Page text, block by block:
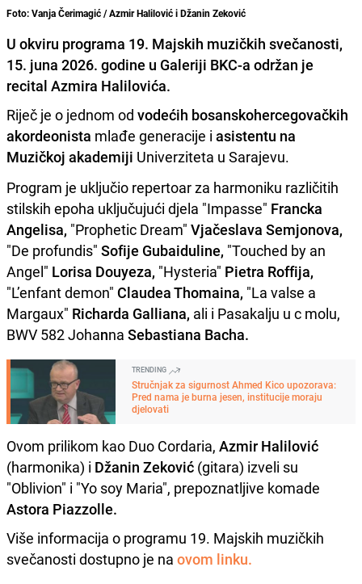
Foto: Vanja Čerimagić / Azmir Halilović i Džanin Zeković
U okviru programa 19. Majskih muzičkih svečanosti,
15. juna 2026. godine u Galeriji BKC-a održan je
recital Azmira Halilovića.
Riječ je o jednom od vodećih bosanskohercegovačkih
akordeonista mlađe generacije i asistentu na
Muzičkoj akademiji Univerziteta u Sarajevu.
Program je uključio repertoar za harmoniku različitih
stilskih epoha uključujući djela "Impasse" Francka
Angelisa, "Prophetic Dream" Vjačeslava Semjonova,
"De profundis" Sofije Gubaiduline, "Touched by an
Angel" Lorisa Douyeza, "Hysteria" Pietra Roffija,
"L’enfant demon" Claudea Thomaina, "La valse a
Margaux" Richarda Galliana, ali i Pasakalju u c molu,
BWV 582 Johanna Sebastiana Bacha.
TRENDING
Stručnjak za sigurnost Ahmed Kico upozorava:
Pred nama je burna jesen, institucije moraju
djelovati
Ovom prilikom kao Duo Cordaria, Azmir Halilović
(harmonika) i Džanin Zeković (gitara) izveli su
"Oblivion" i "Yo soy Maria", prepoznatljive komade
Astora Piazzolle.
Više informacija o programu 19. Majskih muzičkih
svečanosti dostupno je na ovom linku.